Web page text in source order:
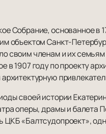
Собрание, основанное в
объектом Санкт-
своим членам и их
в 1907 году по проекту
своей истории
оперы, драмы и балета
ЦКБ «Балтсудопроект»,